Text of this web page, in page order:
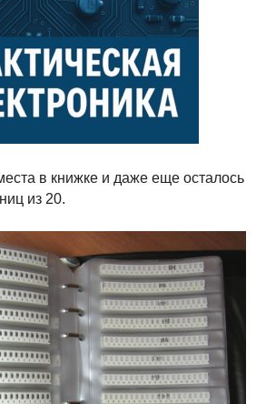
в книжке и даже еще осталось
из 20.